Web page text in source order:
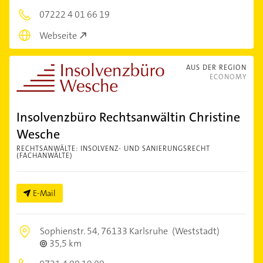
07222 4 01 66 19
Webseite
AUS DER REGION
ECONOMY
Insolvenzbüro Rechtsanwältin Christine
Wesche
RECHTSANWÄLTE: INSOLVENZ- UND SANIERUNGSRECHT
(FACHANWÄLTE)
E-Mail
Sophienstr. 54,76133 Karlsruhe (Weststadt)
35,5 km